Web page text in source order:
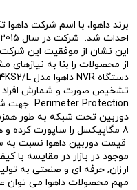
این نشان از موفقیت این
از محصولات را بنا به
8 مگاپیکسل را ساپورت کرده و همچنین دوربین های با قابلیت ONVIF را می توان به این دستگاه وصل کرد.
قیمت دوربین داهوا نسبت
موجود در بازار در مقایسه با
ارزان, حرفه ای و صنعتی به
مهم محصولات داهوا می توان